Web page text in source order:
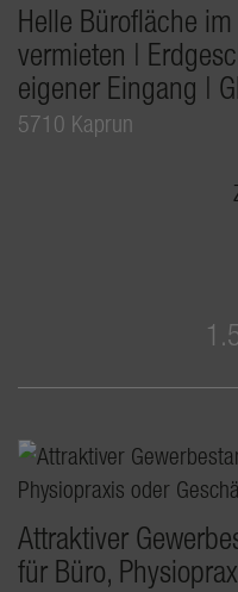
Helle Bürofläche
vermieten |
eigener Eingang |
5710 Kaprun
Attraktiver
für Büro,